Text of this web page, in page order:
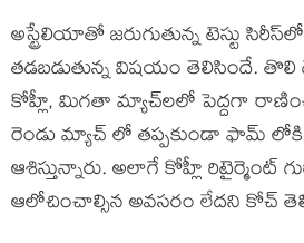
అస్ట్రేలియాతో జరుగుతున్న టెస్టు
తడబడుతున్న విషయం తెలిసిందే. తొలి
కోహ్లీ, మిగతా మ్యాచ్‌లలో పెద్దగా
రెండు మ్యాచ్ లో తప్పకుండా ఫామ్
ఆశిస్తున్నారు. అలాగే కోహ్లీ రిటైర్మెంట్
ఆలోచించాల్సిన అవసరం లేదని కోచ్